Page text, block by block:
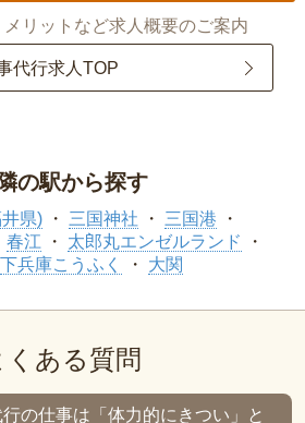
リットなど求人概要のご案内
代行求人TOP
の駅から探す
県) 三国神社
三国港
春江
太郎丸エンゼルランド
下兵庫こうふく 大関
くある質問
の仕事は「体力的にきつい」と